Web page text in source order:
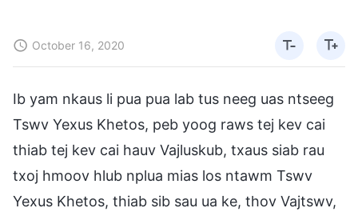
October 16, 2020
Ib yam nkaus li pua pua lab tus neeg uas ntseeg
Tswv Yexus Khetos, peb yoog raws tej kev cai
thiab tej kev cai hauv Vajluskub, txaus siab rau
txoj hmoov hlub nplua mias los ntawm Tswv
Yexus Khetos, thiab sib sau ua ke, thov Vajtswv,